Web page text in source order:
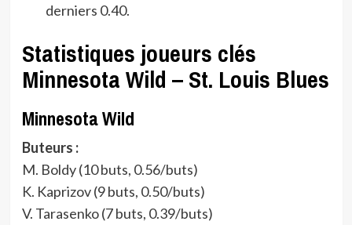
derniers 0.40.
Statistiques joueurs clés
Minnesota Wild – St. Louis Blues
Minnesota Wild
Buteurs :
M. Boldy (10 buts, 0.56/buts)
K. Kaprizov (9 buts, 0.50/buts)
V. Tarasenko (7 buts, 0.39/buts)